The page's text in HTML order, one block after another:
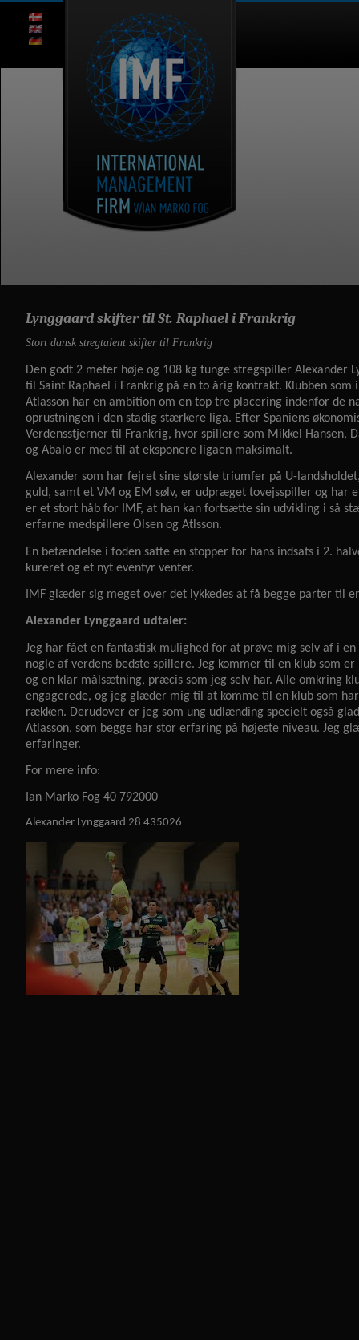
Lynggaard skifter til St. Raphael i Frankrig
Stort dansk stregtalent skifter til Frankrig
Den godt 2 meter høje og 108 kg tunge stregspiller Alexander
til Saint Raphael i Frankrig på en to årig kontrakt. Klubben
Atlasson har en ambition om en top tre placering indenfor de
oprustningen i den stadig stærkere liga. Efter Spaniens
Verdensstjerner til Frankrig, hvor spillere som Mikkel Hansen,
og Abalo er med til at eksponere ligaen maksimalt.
Alexander som har fejret sine største triumfer på U-
guld, samt et VM og EM sølv, er udpræget tovejsspiller og har
er et stort håb for IMF, at han kan fortsætte sin udvikling i så
erfarne medspillere Olsen og Atlsson.
En betændelse i foden satte en stopper for hans indsats i 2.
kureret og et nyt eventyr venter.
IMF glæder sig meget over det lykkedes at få begge parter til
Alexander Lynggaard udtaler:
Jeg har fået en fantastisk mulighed for at prøve mig selv af i
nogle af verdens bedste spillere. Jeg kommer til en klub som
og en klar målsætning, præcis som jeg selv har. Alle omkring
engagerede, og jeg glæder mig til at komme til en klub som
rækken. Derudover er jeg som ung udlænding specielt også
Atlasson, som begge har stor erfaring på højeste niveau. Jeg
erfaringer.
For mere info:
Ian Marko Fog 40 792000
Alexander Lynggaard 28 435026